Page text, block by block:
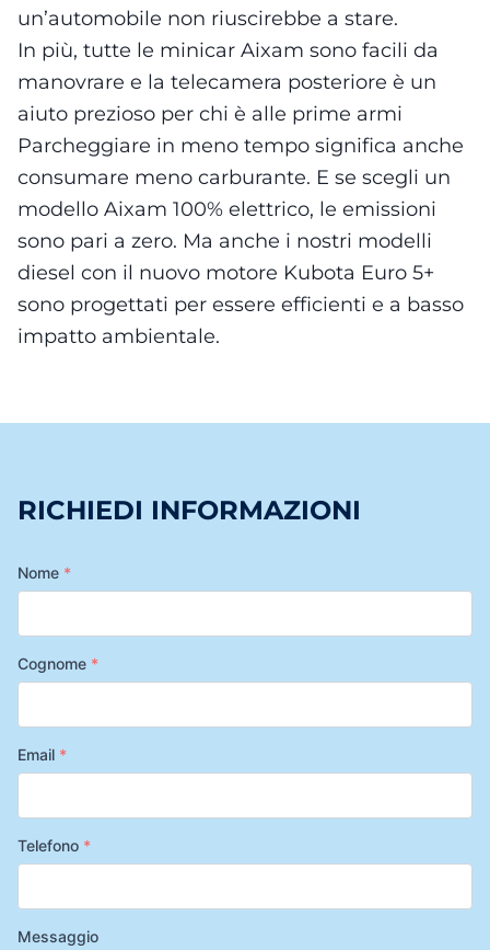
un’automobile non riuscirebbe a stare.
In più, tutte le minicar Aixam sono facili da
manovrare e la telecamera posteriore è un
aiuto prezioso per chi è alle prime armi
Parcheggiare in meno tempo significa anche
consumare meno carburante. E se scegli un
modello Aixam 100% elettrico, le emissioni
sono pari a zero. Ma anche i nostri modelli
diesel con il nuovo motore Kubota Euro 5+
sono progettati per essere efficienti e a basso
impatto ambientale.
RICHIEDI INFORMAZIONI
Nome *
Cognome *
Email *
Telefono *
Messaggio